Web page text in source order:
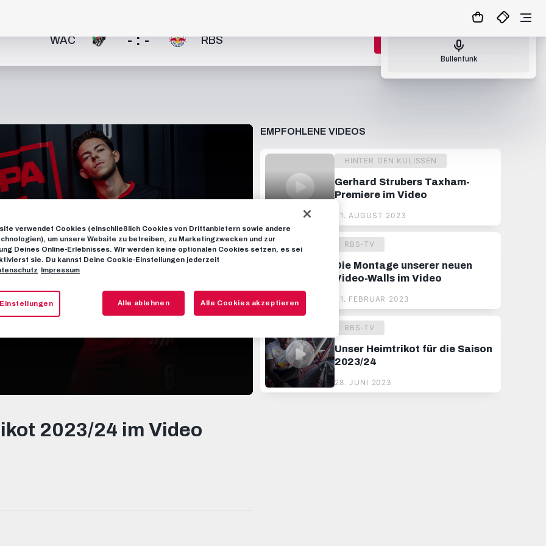
WAC - : - RBS ZUM MATCHCENTER
2023/24 im Video
EMPFOHLENE VIDEOS
HINTER DEN KULISSEN
Gerhard Strubers Taxham-
Premiere im Video
01. AUGUST 2023
RBS-TV
Die Montage unserer neuen
Video-Walls im Video
01. FEBRUAR 2023
RBS-TV
Unser Heimtrikot für die Saison
2023/24
28. JUNI 2023
Nächster Bullenfunk: So., 09.08.26 17:00
Bullenfunk
verwendet Cookies (einschließlich Cookies von Drittanbietern sowie andere
um unsere Website zu betreiben, zu Marketingzwecken und zur
Deines Online-Erlebnisses. Wir werden keine optionalen Cookies setzen, es sei
sie. Du kannst Deine Cookie-Einstellungen jederzeit
Impressum
Alle ablehnen Alle Cookies akzeptieren